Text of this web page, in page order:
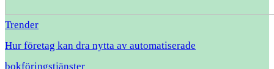
Trender
Hur företag kan dra nytta av automatiserade
bokföringstjänster